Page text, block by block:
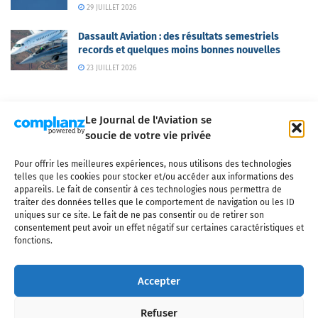
Le Journal de l'Aviation se
soucie de votre vie privée
Pour offrir les meilleures expériences, nous utilisons des technologies
telles que les cookies pour stocker et/ou accéder aux informations des
appareils. Le fait de consentir à ces technologies nous permettra de
traiter des données telles que le comportement de navigation ou les ID
uniques sur ce site. Le fait de ne pas consentir ou de retirer son
consentement peut avoir un effet négatif sur certaines caractéristiques et
fonctions.
Accepter
Refuser
29 JUILLET 2026
Dassault Aviation : des résultats semestriels
records et quelques moins bonnes nouvelles
23 JUILLET 2026
Qui sommes-nous ? Nous contacter
Partenaires
Mentions légales
CGV Politique de confidentialité Cookies
l'industrie aéronautique, l'aviation commerciale, l'aviation d'affaires, les
civils, l'aéronautique de défense et l'industrie spatiale. Toute reproduction,